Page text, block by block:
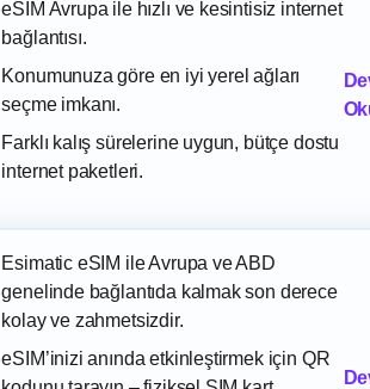
eSIM Avrupa ile hızlı ve kesintisiz internet
bağlantısı.
Konumunuza göre en iyi yerel ağları
seçme imkanı.
Farklı kalış sürelerine uygun, bütçe dostu
internet paketleri.
Esimatic eSIM ile Avrupa ve ABD
genelinde bağlantıda kalmak son derece
kolay ve zahmetsizdir.
eSIM’inizi anında etkinleştirmek için QR